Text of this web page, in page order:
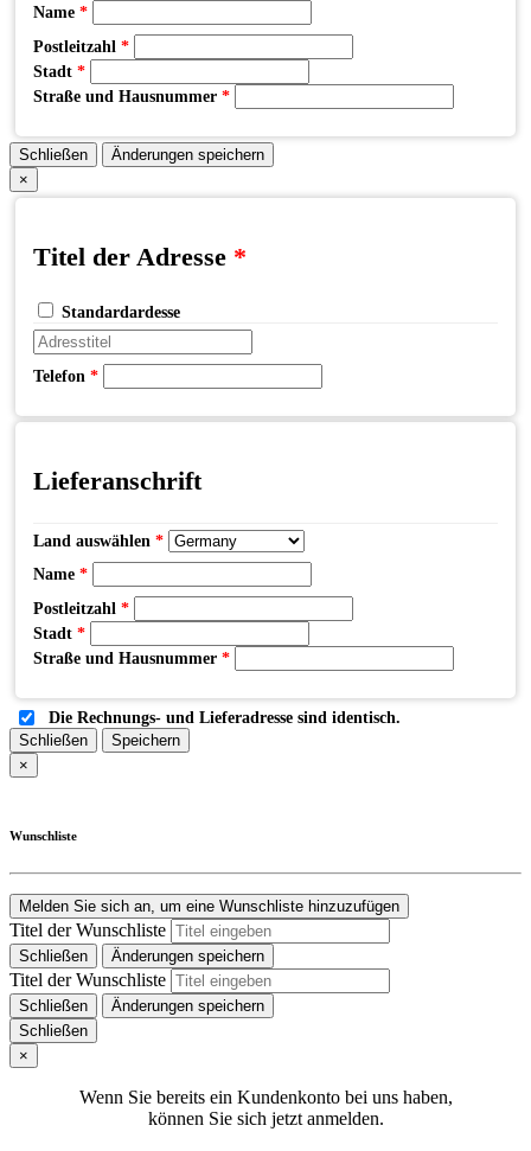
Name *
Postleitzahl *
Stadt *
Straße und Hausnummer *
Schließen
Änderungen speichern
×
Titel der Adresse *
Standardardesse
Telefon *
Lieferanschrift
Land auswählen *
Name *
Postleitzahl *
Stadt *
Straße und Hausnummer *
Die Rechnungs- und Lieferadresse sind identisch.
Schließen
Speichern
×
Wunschliste
Melden Sie sich an, um eine Wunschliste hinzuzufügen
Titel der Wunschliste
Schließen Änderungen speichern
Titel der Wunschliste
Schließen
Änderungen speichern
Schließen
×
Wenn Sie bereits ein Kundenkonto bei uns haben,
können Sie sich jetzt anmelden.